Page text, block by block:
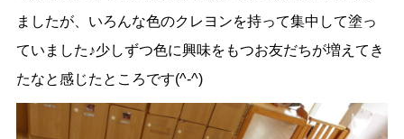
ましたが、いろんな色のクレヨンを持って集中して塗っ
ていました♪少しずつ色に興味をもつお友だちが増えてき
たなと感じたところです(^-^)